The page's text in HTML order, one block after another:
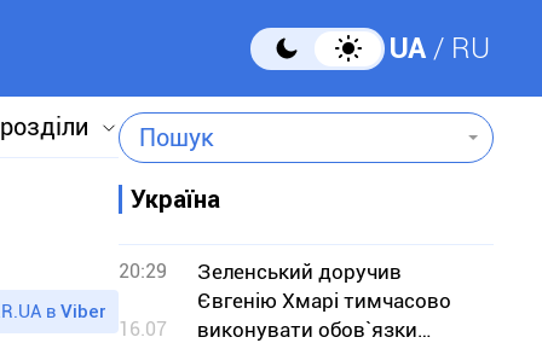
UA RU
Пошук
в Viber
Україна
20:29
16.07
Зеленський доручив
Євгенію Хмарі тимчасово
виконувати обов`язки